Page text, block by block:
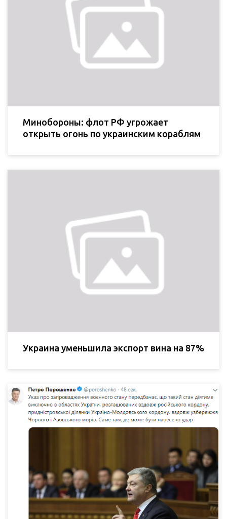
Минобороны: флот РФ угрожает
открыть огонь по украинским кораблям
Украина уменьшила экспорт вина на 87%